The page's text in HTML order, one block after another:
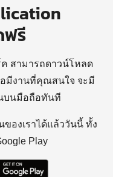
ฟรี
ค สามารถดาวน์โหลด
อมีงานที่คุณสนใจ จะมี
บนมือถือทันที
ของเราได้แล้ววันนี้ ทั้ง
Play